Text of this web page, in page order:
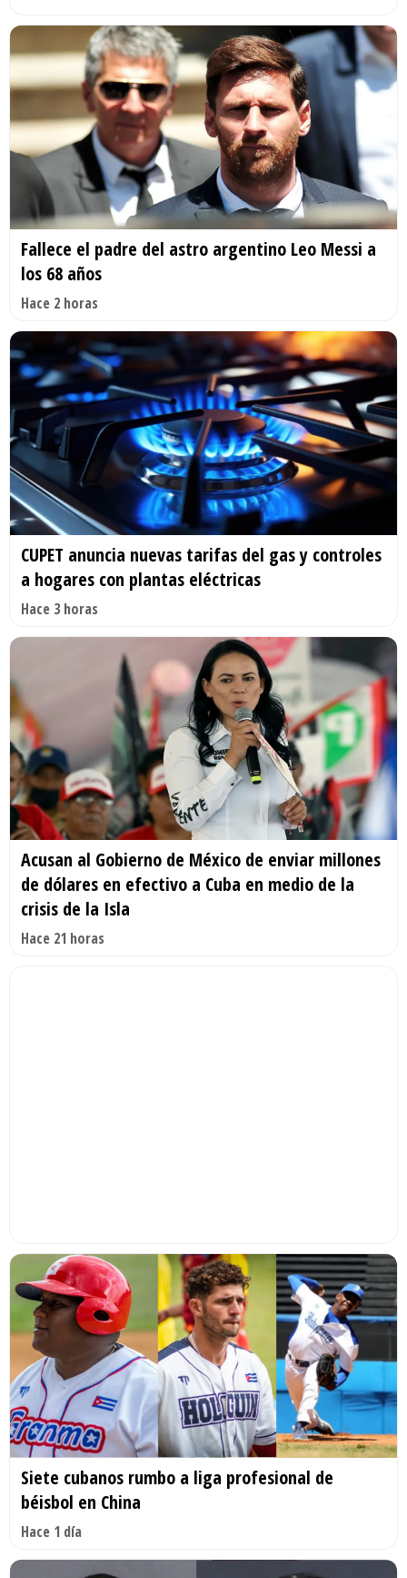
Fallece el padre del astro argentino Leo Messi a
los 68 años
Hace 2 horas
CUPET anuncia nuevas tarifas del gas y controles
a hogares con plantas eléctricas
Hace 3 horas
Acusan al Gobierno de México de enviar millones
de dólares en efectivo a Cuba en medio de la
crisis de la Isla
Hace 21 horas
Siete cubanos rumbo a liga profesional de
béisbol en China
Hace 1 día